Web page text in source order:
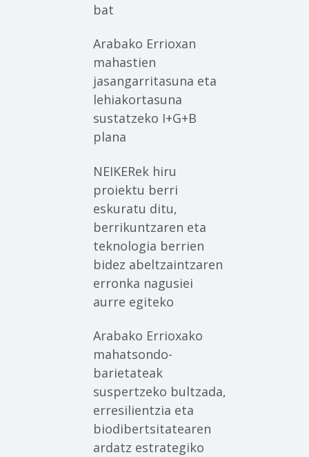
bat
Arabako Errioxan
mahastien
jasangarritasuna eta
lehiakortasuna
sustatzeko I+G+B
plana
NEIKERek hiru
proiektu berri
eskuratu ditu,
berrikuntzaren eta
teknologia berrien
bidez abeltzaintzaren
erronka nagusiei
aurre egiteko
Arabako Errioxako
mahatsondo-
barietateak
suspertzeko bultzada,
erresilientzia eta
biodibertsitatearen
ardatz estrategiko